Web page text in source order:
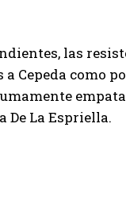
las
Cepeda como
De La Espriella.